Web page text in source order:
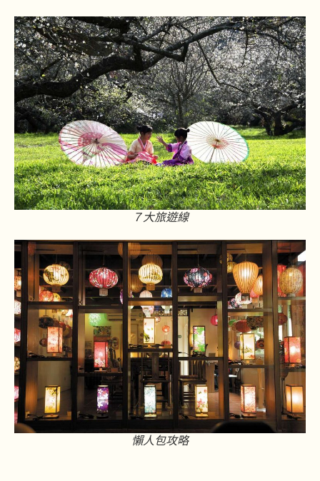
７大旅遊線
懶人包攻略